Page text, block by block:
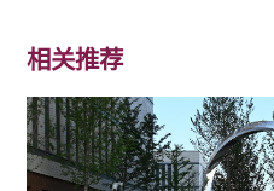
相关推荐